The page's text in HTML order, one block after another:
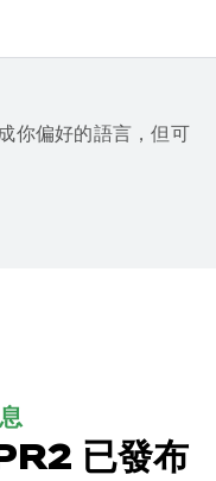
你偏好的語言，但可
已發布